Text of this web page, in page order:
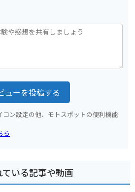
ューを投稿する
コン設定の他、モトスポットの便利機能
ら
いる記事や動画